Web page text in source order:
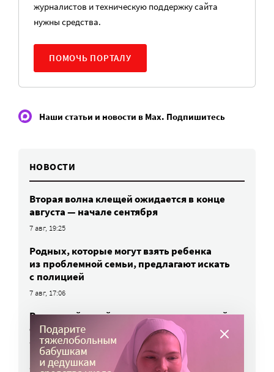
журналистов и техническую поддержку сайта
нужны средства.
ПОМОЧЬ ПОРТАЛУ
Наши статьи и новости в Max. Подпишитесь
НОВОСТИ
Вторая волна клещей ожидается в конце
августа — начале сентября
7 авг, 19:25
Родных, которые могут взять ребенка
из проблемной семьи, предлагают искать
с полицией
7 авг, 17:06
Родителей детей-инвалидов просят пройти
опрос о трудоустройстве
7 авг, 15:34
«Энхерту» от рака груди включили